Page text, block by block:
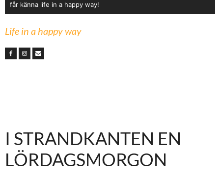
får känna life in a happy way!
Life in a happy way
I STRANDKANTEN EN
LÖRDAGSMORGON